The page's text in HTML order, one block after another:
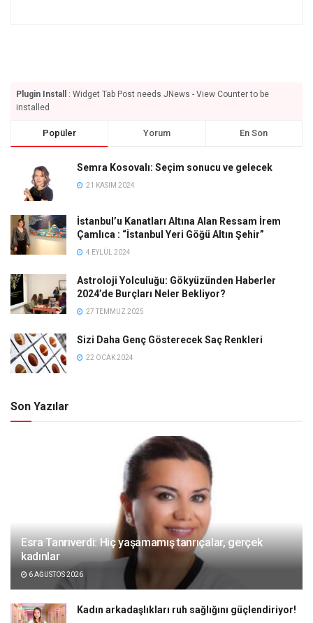
Plugin Install
: Widget Tab Post needs JNews - View Counter to be
installed
Popüler Yorum En Son
Semra Kosovalı: Seçim sonucu ve gelecek
21 KASIM 2024
İstanbul’u Kanatları Altına Alan Ressam İrem
Çamlıca : “İstanbul Yeri Göğü Altın Şehir”
4 EYLÜL 2024
Astroloji Yolculuğu: Gökyüzünden Haberler
2024’de Burçları Neler Bekliyor?
27 TEMMUZ 2025
Sizi Daha Genç Gösterecek Saç Renkleri
22 OCAK 2024
Son Yazılar
Esra Tanrıverdi: Hiç yaşamamış tanrıçalar, gerçek
kadınlar
6 AĞUSTOS 2026
Kadın arkadaşlıkları ruh sağlığını güçlendiriyor!